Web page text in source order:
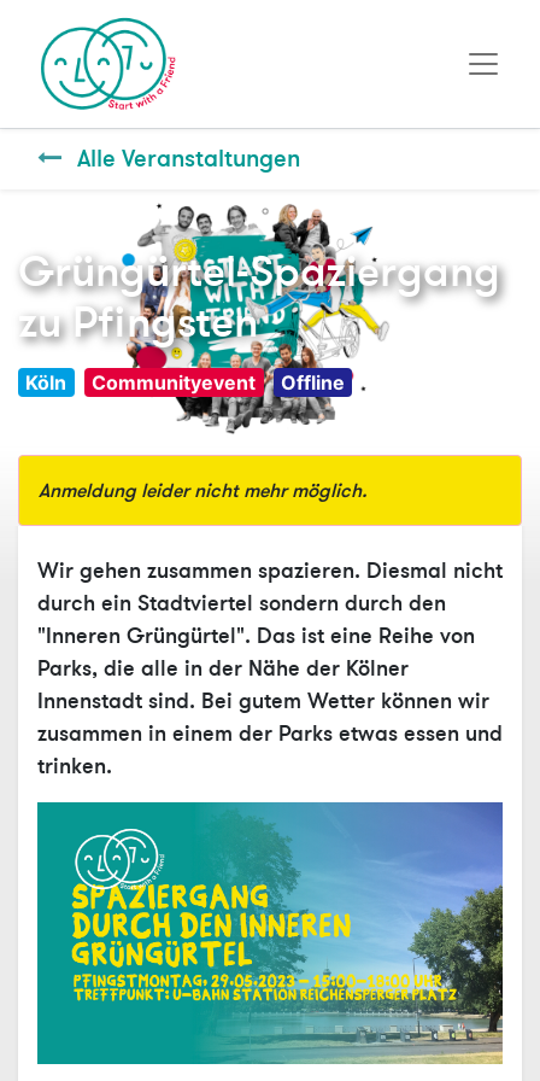
Alle Veranstaltungen
Grüngürtel-Spaziergang
zu Pfingsten
Köln Communityevent Offline
Anmeldung leider nicht mehr möglich.
Wir gehen zusammen spazieren. Diesmal nicht
durch ein Stadtviertel sondern durch den
"Inneren Grüngürtel". Das ist eine Reihe von
Parks, die alle in der Nähe der Kölner
Innenstadt sind. Bei gutem Wetter können wir
zusammen in einem der Parks etwas essen und
trinken.